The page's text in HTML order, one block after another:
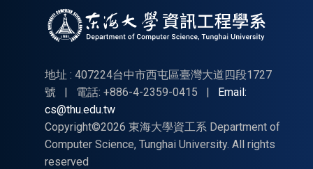
企業
會線
上徵
地址 : 407224台中市西屯區臺灣大道四段1727
號
| 電話: +886-4-2359-0415 |
Email:
cs@thu.edu.tw
Copyright©2026 東海大學資工系 Department of
Computer Science, Tunghai University. All rights
reserved